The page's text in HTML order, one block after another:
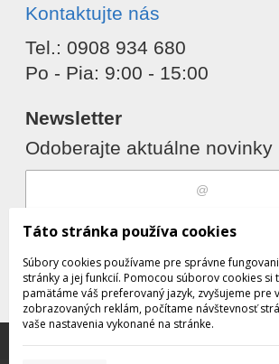
Kontaktujte nás
Tel.: 0908 934 680
Po - Pia: 9:00 - 15:00
Newsletter
Odoberajte aktuálne novinky
Súhlasím sspracovaním
údajov
Odobrať
pomáhajú poskytovať služby. Používaním
Táto stránka používa cookies
Súbory cookies používame pre správne
stránky a jej funkcií. Pomocou súborov cookies si
pamätáme váš preferovaný jazyk, zvyšujeme pre
zobrazovaných reklám, počítame návštevnosť
vaše nastavenia vykonané na stránke.